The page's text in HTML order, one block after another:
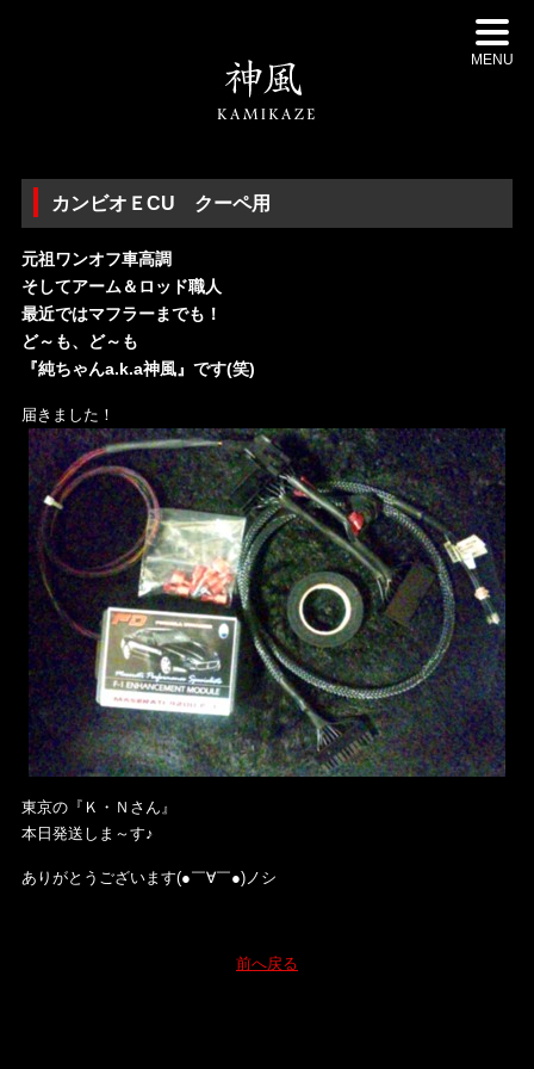
MENU
カンビオＥCU クーペ用
元祖ワンオフ車高調
そしてアーム＆ロッド職人
最近ではマフラーまでも！
ど～も、ど～も
『純ちゃんa.k.a神風』です(笑)
届きました！
東京の『Ｋ・Ｎさん』
本日発送しま～す♪
ありがとうございます(●￣∀￣●)ノシ
前へ戻る